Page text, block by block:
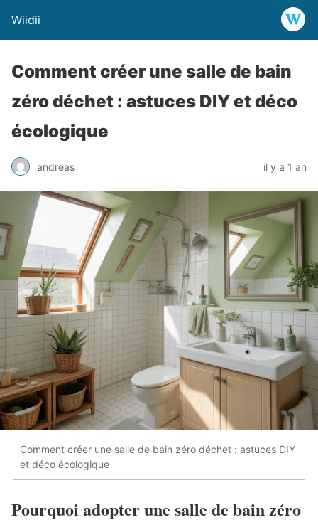
Wiidii
Comment créer une salle de bain
zéro déchet : astuces DIY et déco
écologique
andreas il y a 1 an
Comment créer une salle de bain zéro déchet : astuces DIY
et déco écologique
Pourquoi adopter une salle de bain zéro